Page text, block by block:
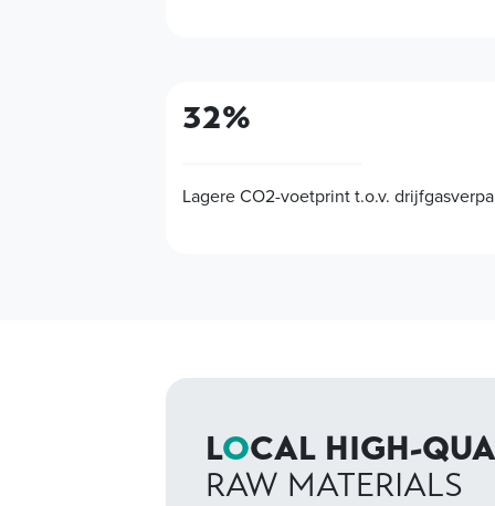
32%
Lagere CO2-voetprint t.o.v.
LOCAL HIGH-
RAW MATERIALS